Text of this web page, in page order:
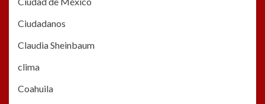
Ciudadanos
Claudia Sheinbaum
clima
Coahuila